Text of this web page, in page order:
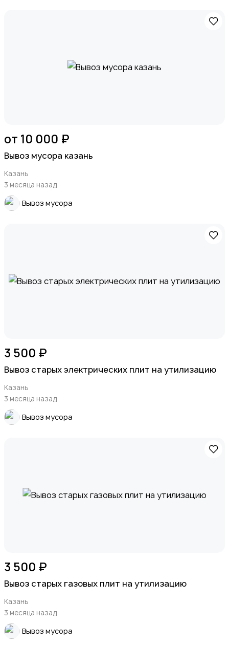
от 10 000 ₽
Вывоз мусора казань
Казань
3 месяца назад
Вывоз мусора
3 500 ₽
Вывоз старых электрических плит на утилизацию
Казань
3 месяца назад
Вывоз мусора
3 500 ₽
Вывоз старых газовых плит на утилизацию
Казань
3 месяца назад
Вывоз мусора